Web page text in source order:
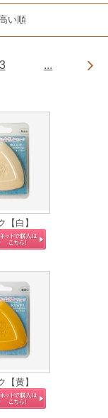
い順
...
【白】
【黄】